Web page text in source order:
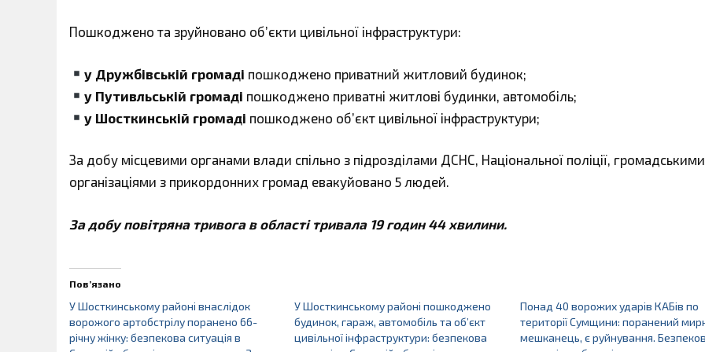
Пошкоджено та зруйновано об’єкти цивільної інфраструктури:
у Дружбівській громаді пошкоджено приватний житловий будинок;
у Путивльській громаді пошкоджено приватні житлові будинки, автомобіль;
у Шосткинській громаді пошкоджено об’єкт цивільної інфраструктури;
За добу місцевими органами влади спільно з підрозділами ДСНС, Національної поліції, громадськими
організаціями з прикордонних громад евакуйовано 5 людей.
За добу повітряна тривога в області тривала 19 годин 44 хвилини.
Пов’язано
У Шосткинському районі внаслідок
ворожого артобстрілу поранено 66-
річну жінку: безпекова ситуація в
У Шосткинському районі пошкоджено
будинок, гараж, автомобіль та об’єкт
цивільної інфраструктури: безпекова
Понад 40 ворожих ударів КАБів по
території Сумщини: поранений
мешканець, є руйнування.